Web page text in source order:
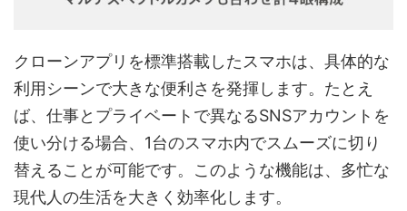
クローンアプリを標準搭載したスマホは、具体的な
利用シーンで大きな便利さを発揮します。たとえ
ば、仕事とプライベートで異なるSNSアカウントを
使い分ける場合、1台のスマホ内でスムーズに切り
替えることが可能です。このような機能は、多忙な
現代人の生活を大きく効率化します。